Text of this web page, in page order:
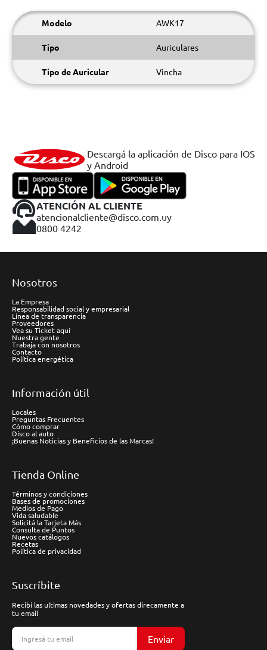
Modelo AWK17
Tipo Auriculares
Tipo de Auricular Vincha
Descargá la aplicación de Disco para IOS
y Android
ATENCIÓN AL CLIENTE
atencionalcliente@disco.com.uy
0800 4242
Nosotros
La Empresa
Responsabilidad social y empresarial
Línea de transparencia
Proveedores
Vea su Ticket aquí
Nuestra gente
Trabaja con nosotros
Contacto
Política energética
Información útil
Locales
Preguntas Frecuentes
Cómo comprar
Disco al auto
¡Buenas Noticias y Beneficios de las Marcas!
Tienda Online
Términos y condiciones
Bases de promociones
Medios de Pago
Vida saludable
Solicitá la Tarjeta Más
Consulta de Puntos
Nuevos catálogos
Recetas
Política de privacidad
Suscríbite
Recibí las ultimas novedades y ofertas direcamente a
tu email
Enviar